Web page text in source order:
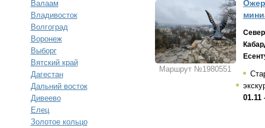
Валаам
Владивосток
Волгоград
Воронеж
Выборг
Вятский край
Дагестан
Дальний восток
Дивеево
Елец
Золотое кольцо
Маршрут №1980551
01.11